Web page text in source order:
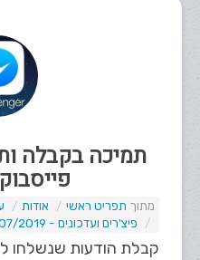
תמיכה בקבלה
תפריט ראשי אודות
פיצ'רים ועדכונים - 07/2019
קבלת הודעות שנשלחו